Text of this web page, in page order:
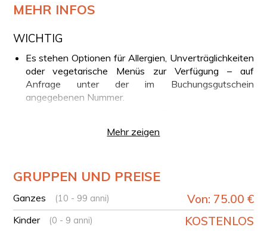
MEHR INFOS
WICHTIG
Es stehen Optionen für Allergien, Unverträglichkeiten
oder vegetarische Menüs zur Verfügung – auf
Anfrage unter der im Buchungsgutschein
angegebenen Nummer.
die Gerichte je nach Verfügbarkeit der Zutaten
Empfang im Weingut
Geführte Tour durch Weinberge, Amphoren und
Produktionsräume
Erklärung der Vinifikationstechniken und Einblicke in
Mehr zeigen
GRUPPEN UND PREISE
Ganzes (10 - 99 anni) Von: 75.00 €
Kinder (0 - 9 anni) KOSTENLOS